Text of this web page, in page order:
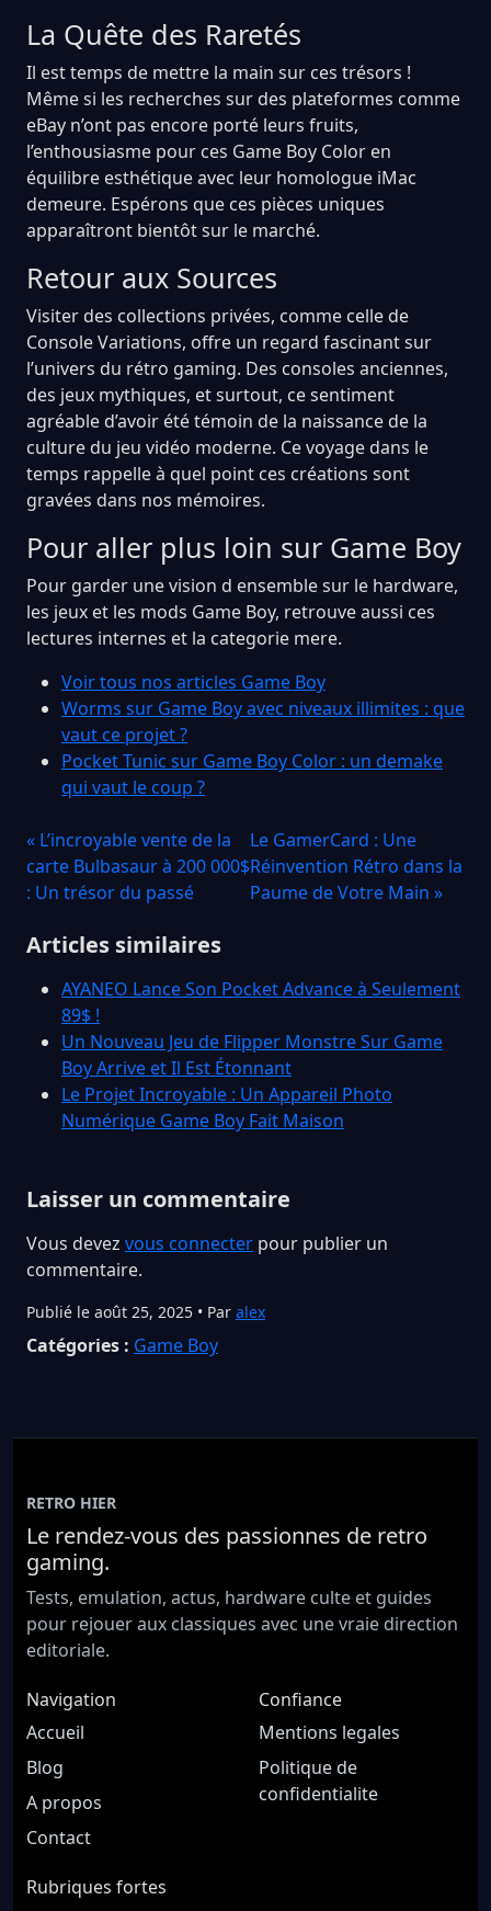
La Quête des Raretés
Il est temps de mettre la main sur ces trésors !
Même si les recherches sur des plateformes comme
eBay n’ont pas encore porté leurs fruits,
l’enthousiasme pour ces Game Boy Color en
équilibre esthétique avec leur homologue iMac
demeure. Espérons que ces pièces uniques
apparaîtront bientôt sur le marché.
Retour aux Sources
Visiter des collections privées, comme celle de
Console Variations, offre un regard fascinant sur
l’univers du rétro gaming. Des consoles anciennes,
des jeux mythiques, et surtout, ce sentiment
agréable d’avoir été témoin de la naissance de la
culture du jeu vidéo moderne. Ce voyage dans le
temps rappelle à quel point ces créations sont
gravées dans nos mémoires.
Pour aller plus loin sur Game Boy
Pour garder une vision d ensemble sur le hardware,
les jeux et les mods Game Boy, retrouve aussi ces
lectures internes et la categorie mere.
Voir tous nos articles Game Boy
Worms sur Game Boy avec niveaux illimites : que
vaut ce projet ?
Pocket Tunic sur Game Boy Color : un demake
qui vaut le coup ?
« L’incroyable vente de la
carte Bulbasaur à 200 000$
: Un trésor du passé
Le GamerCard : Une
Réinvention Rétro dans la
Paume de Votre Main »
Articles similaires
AYANEO Lance Son Pocket Advance à Seulement
89$ !
Un Nouveau Jeu de Flipper Monstre Sur Game
Boy Arrive et Il Est Étonnant
Le Projet Incroyable : Un Appareil Photo
Numérique Game Boy Fait Maison
Laisser un commentaire
Vous devez vous connecter pour publier un
commentaire.
Publié le août 25, 2025 • Par alex
Catégories : Game Boy
RETRO HIER
Le rendez-vous des passionnes de retro
gaming.
Tests, emulation, actus, hardware culte et guides
pour rejouer aux classiques avec une vraie direction
editoriale.
Navigation
Accueil
Blog
A propos
Contact
Confiance
Mentions legales
Politique de
confidentialite
Rubriques fortes